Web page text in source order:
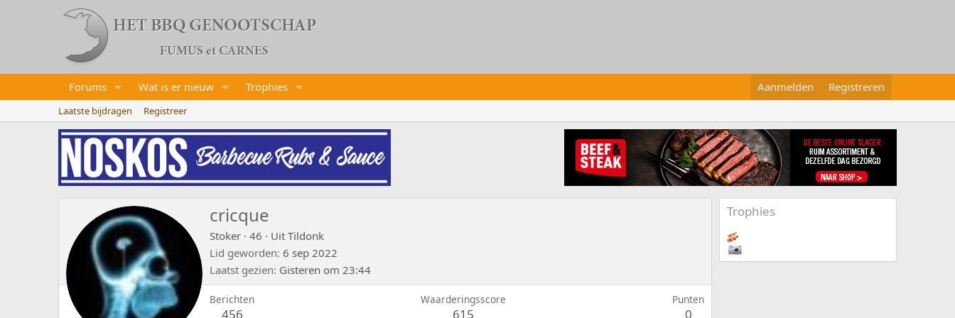
Forums Wat is er nieuw Trophies Aanmelden Registreren
Laatste bijdragen Registreer
cricque
Stoker · 46 · Uit Tildonk
Lid geworden 6 sep 2022
Laatst gezien Gisteren om 23:44
Berichten
456
Waarderingsscore
615
Punten
0
Trophies